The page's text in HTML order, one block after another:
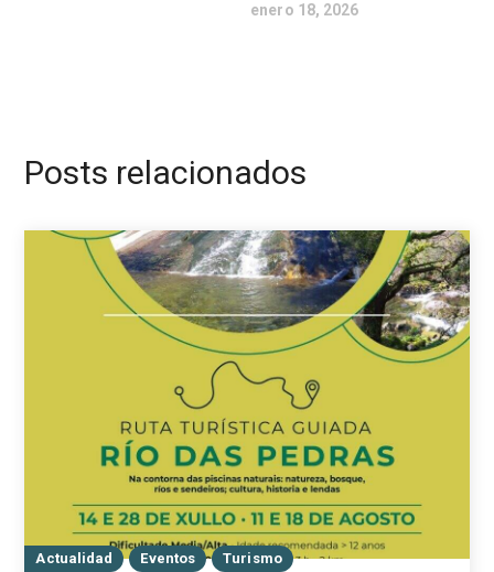
enero 18, 2026
Posts relacionados
Actualidad Eventos Turismo